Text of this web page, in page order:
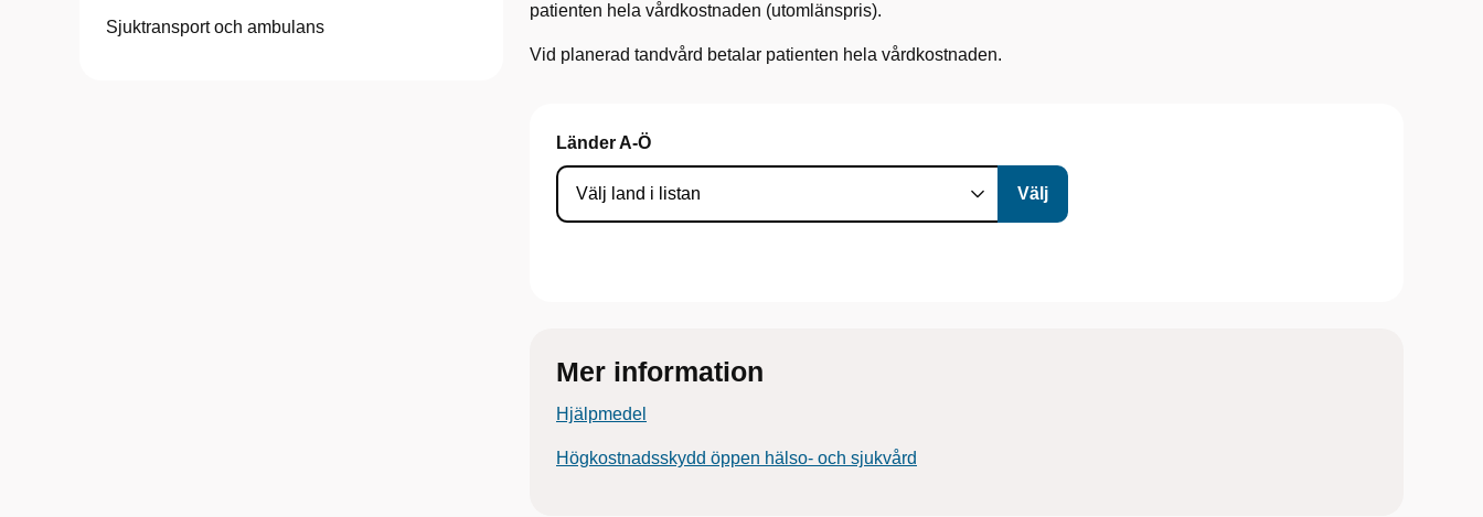
Sjuktransport och ambulans
patienten hela vårdkostnaden (utomlänspris).
Vid planerad tandvård betalar patienten hela vårdkostnaden.
Länder A-Ö
Mer information
Hjälpmedel
Högkostnadsskydd öppen hälso- och sjukvård